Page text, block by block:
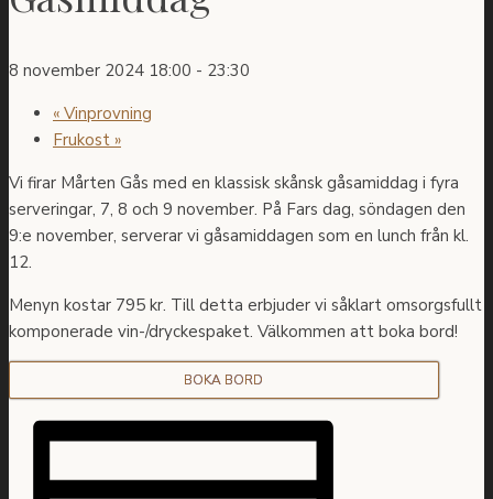
8 november 2024 18:00 - 23:30
« Vinprovning
Frukost »
Vi firar Mårten Gås med en klassisk skånsk gåsamiddag i fyra
serveringar, 7, 8 och 9 november. På Fars dag, söndagen den
9:e november, serverar vi gåsamiddagen som en lunch från kl.
12.
Menyn kostar 795 kr. Till detta erbjuder vi såklart omsorgsfullt
komponerade vin-/dryckespaket. Välkommen att boka bord!
BOKA BORD